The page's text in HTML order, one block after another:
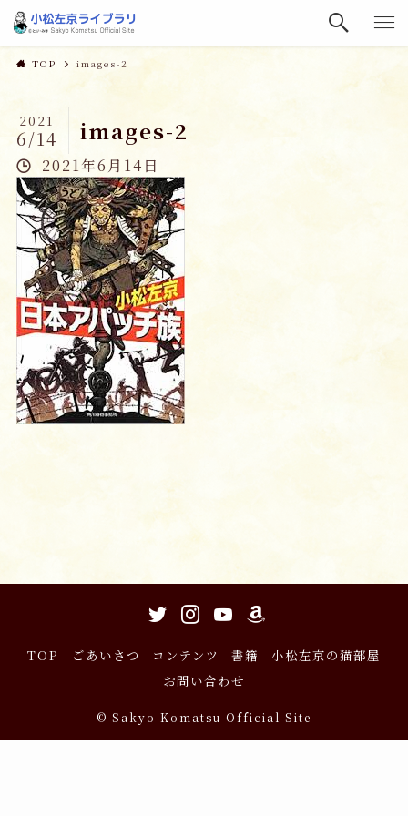
TOP images-2
images-2
2021
6/14
2021年6月14日
TOP ごあいさつ コンテンツ 書籍
小松左京の猫部屋
お問い合わせ
© Sakyo Komatsu Official Site